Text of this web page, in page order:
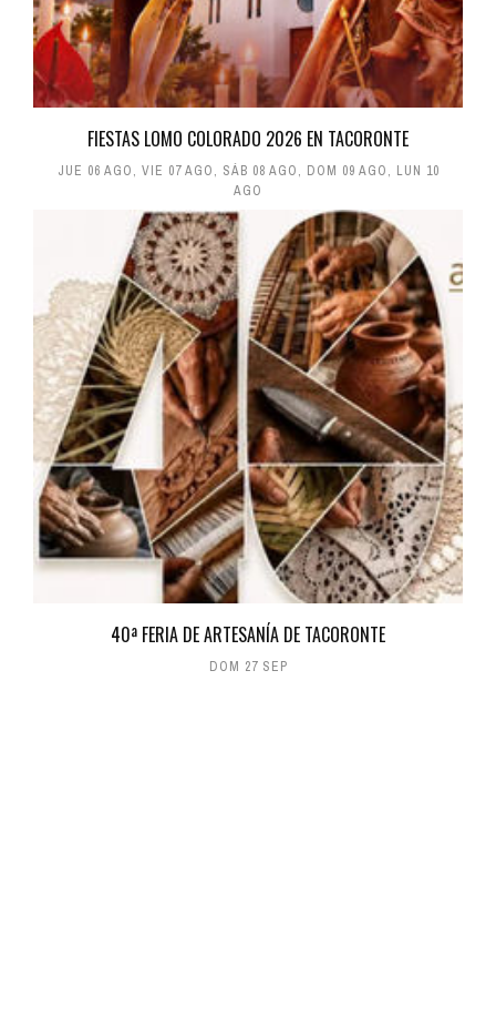
FIESTAS LOMO COLORADO 2026 EN TACORONTE
JUE 06 AGO, VIE 07 AGO, SÁB 08 AGO, DOM 09 AGO, LUN 10
AGO
40ª FERIA DE ARTESANÍA DE TACORONTE
DOM 27 SEP